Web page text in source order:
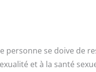
personne se doive de
et à la santé